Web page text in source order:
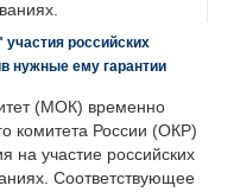
российских
нужные ему гарантии
(МОК) временно
комитета России (ОКР)
на участие российских
Соответствующее